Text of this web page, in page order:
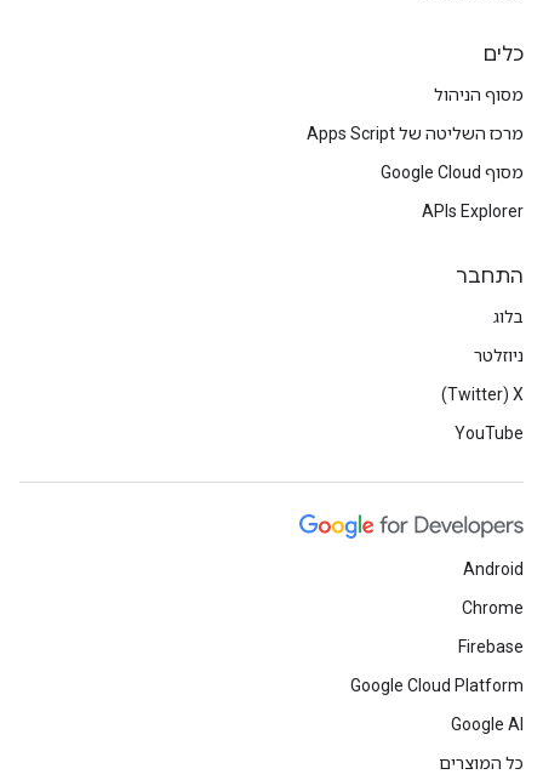
כלים
מסוף הניהול
מרכז השליטה של Apps Script
מסוף Google Cloud
APIs Explorer
התחבר
בלוג
ניוזלטר
X‏ (Twitter)
YouTube
Android
Chrome
Firebase
Google Cloud Platform
Google AI
כל המוצרים